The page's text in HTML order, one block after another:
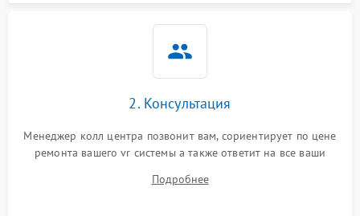
2. Консультация
Менеджер колл центра позвонит вам, сориентирует по цене
ремонта вашего vr системы а также ответит на все ваши
Подробнее